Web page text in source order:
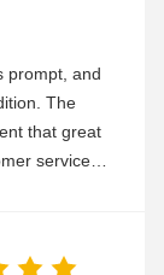
prompt, and
The
that great
service